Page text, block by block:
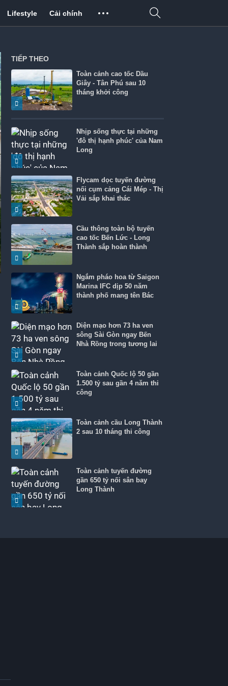
Lifestyle Cải chính
TIẾP THEO
Toàn cảnh cao tốc Dầu
Giây - Tân Phú sau 10
tháng khởi công
Nhịp sống thực tại những
'đô thị hạnh phúc' của Nam
Long
Flycam dọc tuyến đường
nối cụm cảng Cái Mép - Thị
Vải sắp khai thác
Cầu thông toàn bộ tuyến
cao tốc Bến Lức - Long
Thành sắp hoàn thành
Ngắm pháo hoa từ Saigon
Marina IFC dịp 50 năm
thành phố mang tên Bác
Diện mạo hơn 73 ha ven
sông Sài Gòn ngay Bến
Nhà Rồng trong tương lai
Toàn cảnh Quốc lộ 50 gần
1.500 tỷ sau gần 4 năm thi
công
Toàn cảnh cầu Long Thành
2 sau 10 tháng thi công
Toàn cảnh tuyến đường
gần 650 tỷ nối sân bay
Long Thành